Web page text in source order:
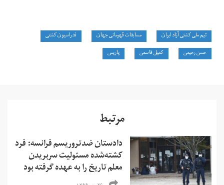
تیم ملی کشتی آزاد ایران مسابقات قهرمانی جهان
فدراسیون کشتی
حسن رحیمی
کمیل قاسمی پاریس
مرتبط
دادستان ضدتروریسم فرانسه: فرد
کشته‌شده مسئولیت سربریدن
معلم تاریخ را به عهده گرفته بود